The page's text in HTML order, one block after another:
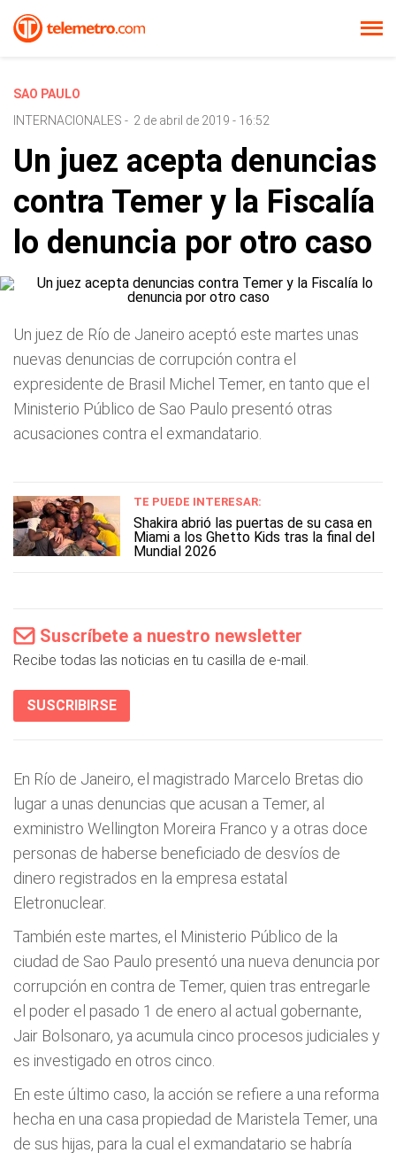
SAO PAULO
INTERNACIONALES - 2 de abril de 2019 - 16:52
Un juez acepta denuncias
contra Temer y la Fiscalía
lo denuncia por otro caso
Un juez de Río de Janeiro aceptó este martes unas
nuevas denuncias de corrupción contra el
expresidente de Brasil Michel Temer, en tanto que el
Ministerio Público de Sao Paulo presentó otras
acusaciones contra el exmandatario.
TE PUEDE INTERESAR:
Shakira abrió las puertas de su casa en
Miami a los Ghetto Kids tras la final del
Mundial 2026
Suscríbete a nuestro newsletter
Recibe todas las noticias en tu casilla de e-mail.
SUSCRIBIRSE
En Río de Janeiro, el magistrado Marcelo Bretas dio
lugar a unas denuncias que acusan a Temer, al
exministro Wellington Moreira Franco y a otras doce
personas de haberse beneficiado de desvíos de
dinero registrados en la empresa estatal
Eletronuclear.
También este martes, el Ministerio Público de la
ciudad de Sao Paulo presentó una nueva denuncia por
corrupción en contra de Temer, quien tras entregarle
el poder el pasado 1 de enero al actual gobernante,
Jair Bolsonaro, ya acumula cinco procesos judiciales y
es investigado en otros cinco.
En este último caso, la acción se refiere a una reforma
hecha en una casa propiedad de Maristela Temer, una
de sus hijas, para la cual el exmandatario se habría